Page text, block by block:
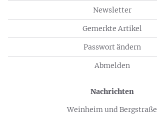
Newsletter
Gemerkte Artikel
Passwort ändern
Abmelden
Nachrichten
Weinheim und Bergstraße